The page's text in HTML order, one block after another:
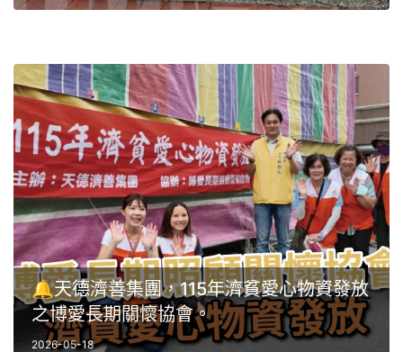
🔔天德濟善集團，115年濟貧愛心物資發放
之博愛長期關懷協會。
2026-05-18